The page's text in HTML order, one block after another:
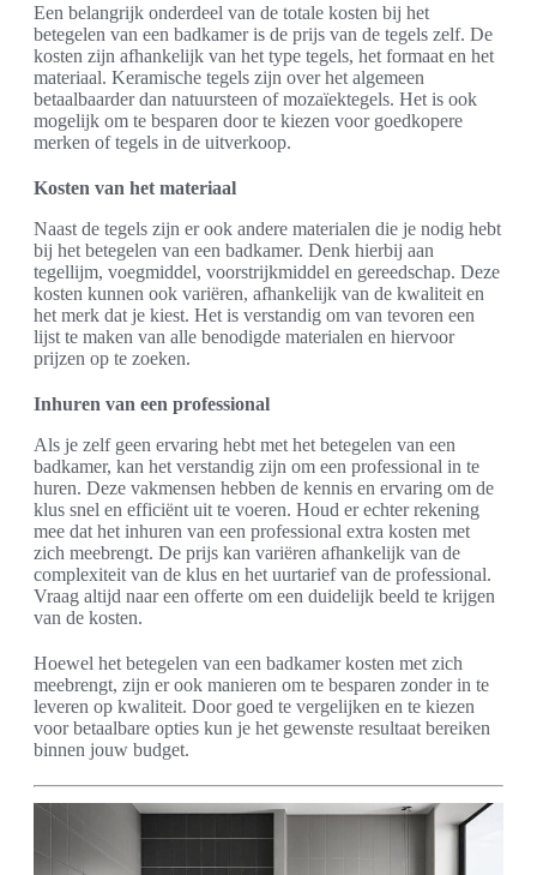
Een belangrijk onderdeel van de totale kosten bij het
betegelen van een badkamer is de prijs van de tegels zelf. De
kosten zijn afhankelijk van het type tegels, het formaat en het
materiaal. Keramische tegels zijn over het algemeen
betaalbaarder dan natuursteen of mozaïektegels. Het is ook
mogelijk om te besparen door te kiezen voor goedkopere
merken of tegels in de uitverkoop.
Kosten van het materiaal
Naast de tegels zijn er ook andere materialen die je nodig hebt
bij het betegelen van een badkamer. Denk hierbij aan
tegellijm, voegmiddel, voorstrijkmiddel en gereedschap. Deze
kosten kunnen ook variëren, afhankelijk van de kwaliteit en
het merk dat je kiest. Het is verstandig om van tevoren een
lijst te maken van alle benodigde materialen en hiervoor
prijzen op te zoeken.
Inhuren van een professional
Als je zelf geen ervaring hebt met het betegelen van een
badkamer, kan het verstandig zijn om een professional in te
huren. Deze vakmensen hebben de kennis en ervaring om de
klus snel en efficiënt uit te voeren. Houd er echter rekening
mee dat het inhuren van een professional extra kosten met
zich meebrengt. De prijs kan variëren afhankelijk van de
complexiteit van de klus en het uurtarief van de professional.
Vraag altijd naar een offerte om een duidelijk beeld te krijgen
van de kosten.
Hoewel het betegelen van een badkamer kosten met zich
meebrengt, zijn er ook manieren om te besparen zonder in te
leveren op kwaliteit. Door goed te vergelijken en te kiezen
voor betaalbare opties kun je het gewenste resultaat bereiken
binnen jouw budget.